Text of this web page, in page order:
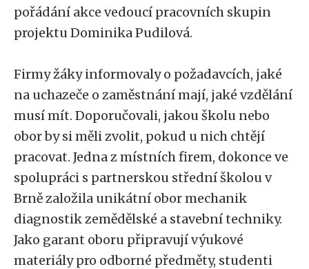
pořádání akce vedoucí pracovních skupin
projektu Dominika Pudilová.
Firmy žáky informovaly o požadavcích, jaké
na uchazeče o zaměstnání mají, jaké vzdělání
musí mít. Doporučovali, jakou školu nebo
obor by si měli zvolit, pokud u nich chtějí
pracovat. Jedna z místních firem, dokonce ve
spolupráci s partnerskou střední školou v
Brně založila unikátní obor mechanik
diagnostik zemědělské a stavební techniky.
Jako garant oboru připravují výukové
materiály pro odborné předměty, studenti